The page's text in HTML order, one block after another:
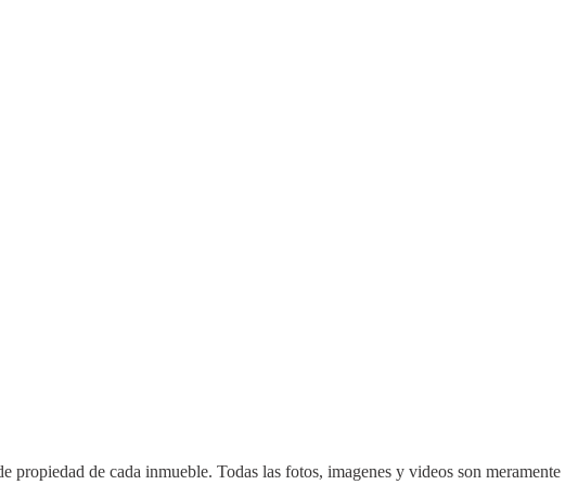
propiedad de cada inmueble. Todas las fotos, imagenes y videos son meramente